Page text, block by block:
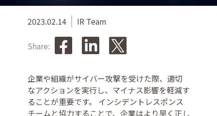
ブログ
お問い合わせ
2023.02.14 IR Team
Share:
企業や組織がサイバー攻撃を受けた際、適切
なアクションを実行し、マイナス影響を軽減す
ることが重要です。 インシデントレスポンス
チームと協力することで、企業はより早く正し